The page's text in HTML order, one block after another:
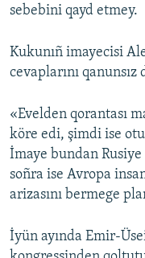
sebebini qayd etmey.
Kukunıñ imayecisi
cevaplarını qanunsız
«Evelden qorantası
köre edi, şimdi ise
İmaye bundan
soñra ise Avropa
arizasını bermege
İyün ayında Emir-